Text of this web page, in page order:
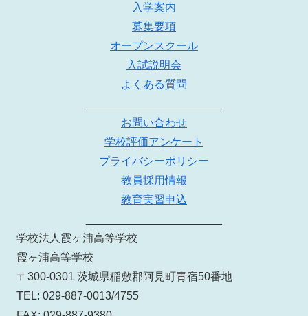
入学案内
募集要項
オープンスクール
入試説明会
よくある質問
お問い合わせ
学校評価アンケート
プライバシーポリシー
教員採用情報
教育実習申込
学校法人霞ヶ浦高等学校
霞ヶ浦高等学校
〒300-0301 茨城県稲敷郡阿見町青宿50番地
TEL: 029-887-0013/4755